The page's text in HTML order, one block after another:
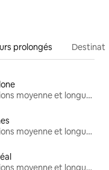
prolongés
Locations moyenne et longue durée
Locations moyenne et longue durée
Locations moyenne et longue durée